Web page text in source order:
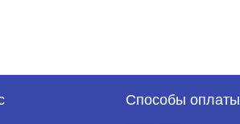
Способы оплаты